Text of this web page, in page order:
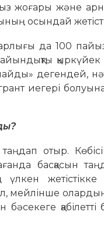
жоғары және
осындай
да 100
дегендей,
иегері
отыр.
басқасын
жетістікке
мейлінше олардың
қабілетті